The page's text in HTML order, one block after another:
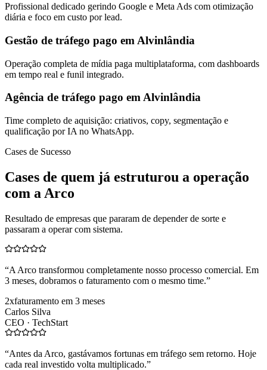
Profissional dedicado gerindo Google e Meta Ads com otimização
diária e foco em custo por lead.
Gestão de tráfego pago em Alvinlândia
Operação completa de mídia paga multiplataforma, com dashboards
em tempo real e funil integrado.
Agência de tráfego pago em Alvinlândia
Time completo de aquisição: criativos, copy, segmentação e
qualificação por IA no WhatsApp.
Cases de Sucesso
Cases de quem já estruturou a operação
com a Arco
Resultado de empresas que pararam de depender de sorte e
passaram a operar com sistema.
“A Arco transformou completamente nosso processo comercial. Em
3 meses, dobramos o faturamento com o mesmo time.”
2xfaturamento em 3 meses
Carlos Silva
CEO · TechStart
“Antes da Arco, gastávamos fortunas em tráfego sem retorno. Hoje
cada real investido volta multiplicado.”